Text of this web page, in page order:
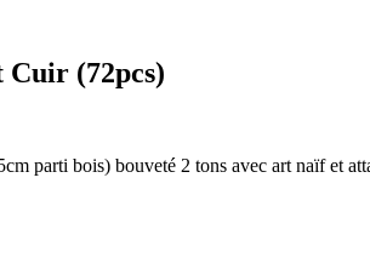
(72pcs)
parti bois) bouveté 2 tons avec art naïf et